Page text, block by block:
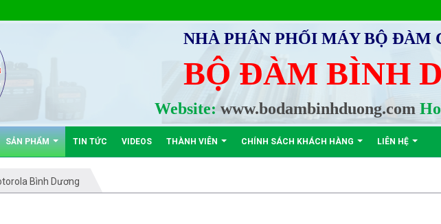
NHÀ PHÂN PHỐI MÁY BỘ ĐÀM
BỘ ĐÀM BÌNH
Website:www.bodambinhduong.com
SẢN PHẨM TIN TỨC VIDEOS THÀNH VIÊN CHÍNH SÁCH KHÁCH HÀNG LIÊN HỆ
Bình Dương